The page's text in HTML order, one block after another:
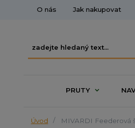
O nás Jak nakupovat
PRUTY
Úvod MIVARDI Feederová